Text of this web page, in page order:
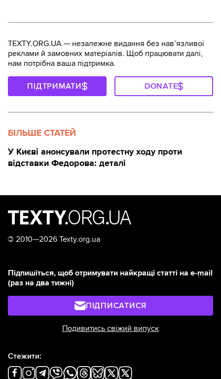
TEXTY.ORG.UA — незалежне видання без навʼязливої
реклами й замовних матеріалів. Щоб працювати далі,
нам потрібна ваша підтримка.
ПІДТРИМАТИ DONATE
БІЛЬШЕ СТАТЕЙ
У Києві анонсували протестну ходу проти
відставки Федорова: деталі
© 2010—2026 Texty.org.ua
Підпишіться, щоб отримувати найкращі статті на e-mail
(раз на два тижні)
ПІДПИСАТИСЯ
Подивитись свіжий випуск
Стежити: